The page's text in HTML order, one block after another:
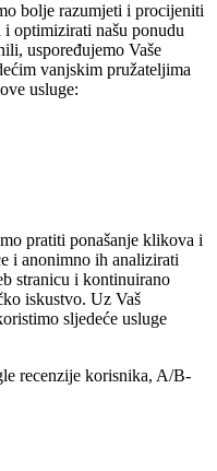
bolje razumjeti i procijeniti
i optimizirati našu ponudu
uspoređujemo Vaše
vanjskim pružateljima
usluge:
pratiti ponašanje klikova i
i anonimno ih analizirati
stranicu i kontinuirano
iskustvo. Uz Vaš
sljedeće usluge
recenzije korisnika, A/B-